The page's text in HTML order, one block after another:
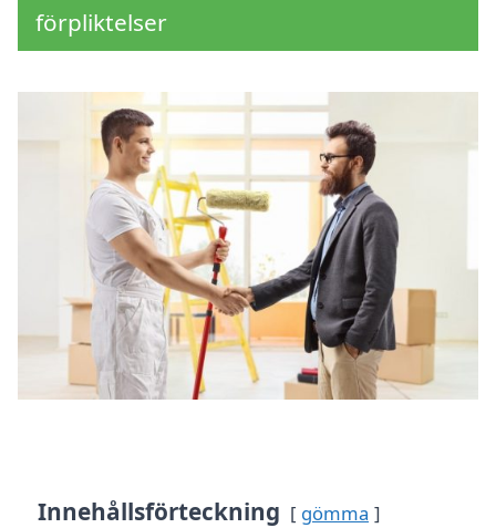
förpliktelser
Innehållsförteckning gömma